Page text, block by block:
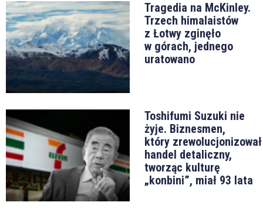
Tragedia na McKinley.
Trzech himalaistów
z Łotwy zginęło
w górach, jednego
uratowano
Toshifumi Suzuki nie
żyje. Biznesmen,
który zrewolucjonizował
handel detaliczny,
tworząc kulturę
„konbini”, miał 93 lata